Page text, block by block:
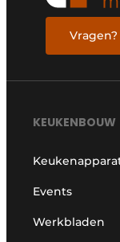
KEUKENBOUW
Events
Werkbladen